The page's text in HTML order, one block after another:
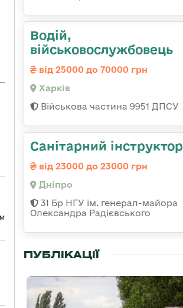
Водій,
військовослужбовець
від 25000 до 70000 грн
Харків
Військова частина 9951 ДПСУ
Санітарний інструктор
від 23000 до 23000 грн
Дніпро
31 Бр НГУ ім. генерал-майора
Олександра Радієвського
ПУБЛІКАЦІЇ